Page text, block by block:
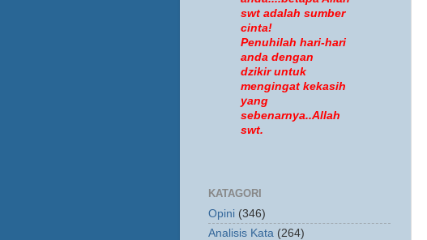
swt adalah sumber
cinta!
Penuhilah hari-hari
anda dengan
dzikir untuk
mengingat kekasih
yang
sebenarnya..Allah
swt.
KATAGORI
Opini (346)
Analisis Kata (264)